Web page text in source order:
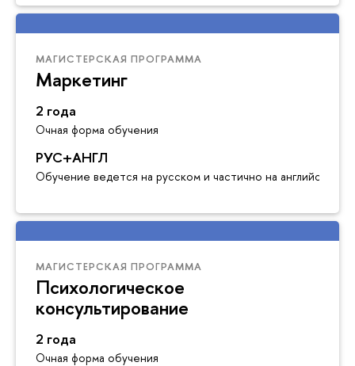
МАГИСТЕРСКАЯ ПРОГРАММА
Маркетинг
2 года
Очная форма обучения
РУС+АНГЛ
Обучение ведется на русском и частично на английском
МАГИСТЕРСКАЯ ПРОГРАММА
Психологическое
консультирование
2 года
Очная форма обучения